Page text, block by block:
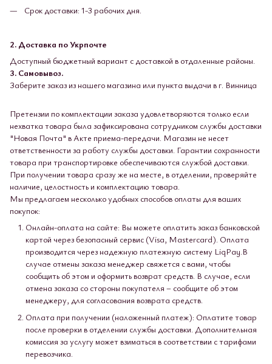
Срок доставки: 1-3 рабочих дня.
2. Доставка по Укрпочте
Доступный бюджетный вариант с доставкой в ​​отдаленные районы.
3. Самовывоз.
Заберите заказ из нашего магазина или пункта выдачи в г. Винница
Претензии по комплектации заказа удовлетворяются только если
нехватка товара была зафиксирована сотрудником службы доставки
"Новая Почта" в Акте приема-передачи. Магазин не несет
ответственности за работу службы доставки. Гарантии сохранности
товара при транспортировке обеспечиваются службой доставки.
При получении товара сразу же на месте, в отделении, проверяйте
наличие, целостность и комплектацию товара.
Мы предлагаем несколько удобных способов оплаты для ваших
покупок:
Онлайн-оплата на сайте: Вы можете оплатить заказ банковской
картой через безопасный сервис (Visa, Mastercard). Оплата
производится через надежную платежную систему LiqPay.В
случае отмены заказа менеджер свяжется с вами, чтобы
сообщить об этом и оформить возврат средств. В случае, если
отмена заказа со стороны покупателя – сообщите об этом
менеджеру, для согласования возврата средств.
Оплата при получении (наложенный платеж): Оплатите товар
после проверки в отделении службы доставки. Дополнительная
комиссия за услугу может взиматься в соответствии с тарифами
перевозчика.